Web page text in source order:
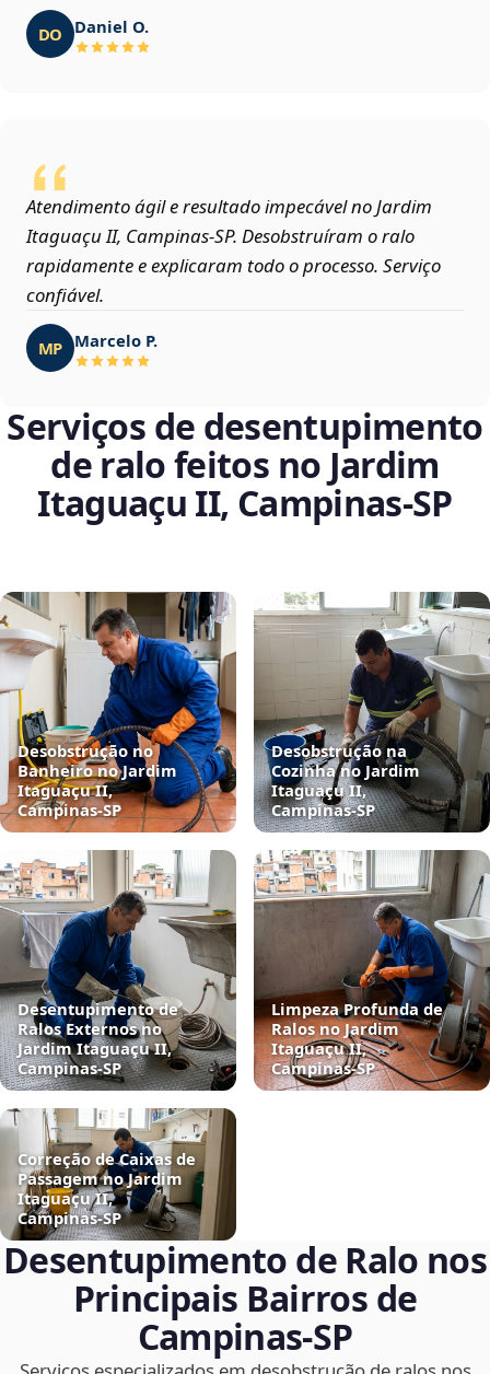
DO Daniel O.
Atendimento ágil e resultado impecável no Jardim
Itaguaçu II, Campinas‑SP. Desobstruíram o ralo
rapidamente e explicaram todo o processo. Serviço
confiável.
MP Marcelo P.
Serviços de desentupimento
de ralo feitos no Jardim
Itaguaçu II, Campinas‑SP
Desobstrução no
Banheiro no Jardim
Itaguaçu II,
Campinas‑SP
Desobstrução na
Cozinha no Jardim
Itaguaçu II,
Campinas‑SP
Desentupimento de
Ralos Externos no
Jardim Itaguaçu II,
Campinas‑SP
Limpeza Profunda de
Ralos no Jardim
Itaguaçu II,
Campinas‑SP
Correção de Caixas de
Passagem no Jardim
Itaguaçu II,
Campinas‑SP
Desentupimento de Ralo nos
Principais Bairros de
Campinas‑SP